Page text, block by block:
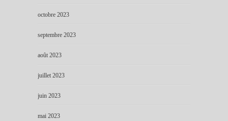
octobre 2023
septembre 2023
août 2023
juillet 2023
juin 2023
mai 2023